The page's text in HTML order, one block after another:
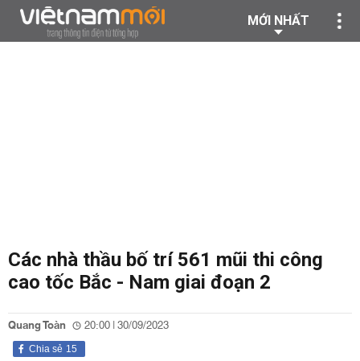
MỚI NHẤT
Các nhà thầu bố trí 561 mũi thi công
cao tốc Bắc - Nam giai đoạn 2
Quang Toàn 20:00 | 30/09/2023
15
Chia sẻ